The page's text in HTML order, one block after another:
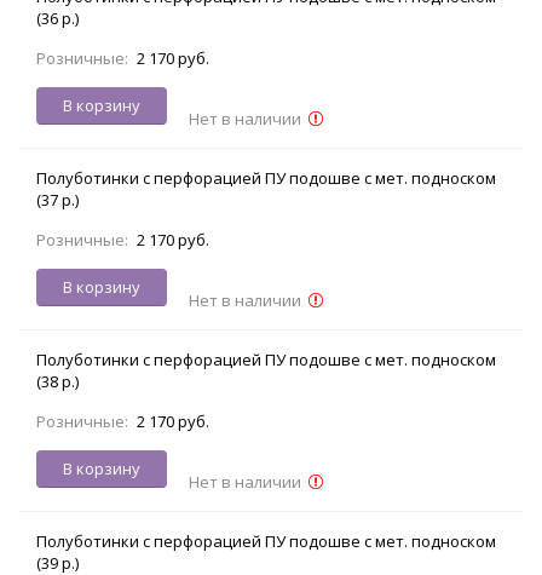
(36 р.)
Розничные: 2 170 руб.
В корзину
Нет в наличии
Полуботинки с перфорацией ПУ подошве с мет. подноском
(37 р.)
Розничные: 2 170 руб.
В корзину
Нет в наличии
Полуботинки с перфорацией ПУ подошве с мет. подноском
(38 р.)
Розничные: 2 170 руб.
В корзину
Нет в наличии
Полуботинки с перфорацией ПУ подошве с мет. подноском
(39 р.)